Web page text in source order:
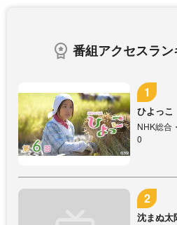
番組アクセスラン
ひよっこ
NHK総合
0
沈まぬ太